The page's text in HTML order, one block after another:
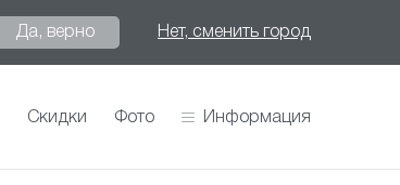
Да, верно Нет, сменить город
Скидки Фото Информация